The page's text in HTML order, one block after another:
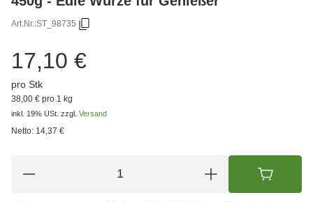
Art.Nr.:ST_98735
17,10 €
pro Stk
38,00 € pro 1 kg
inkl. 19% USt. zzgl. Versand
Netto: 14,37 €